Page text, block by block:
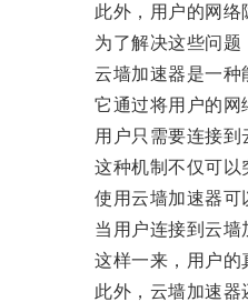
此外，用户的网络
为了解决这些问题
云墙加速器是一种能
它通过将用户的网络
用户只需要连接到云
这种机制不仅可以突
使用云墙加速器可
当用户连接到云墙加
这样一来，用户的真
此外，云墙加速器还